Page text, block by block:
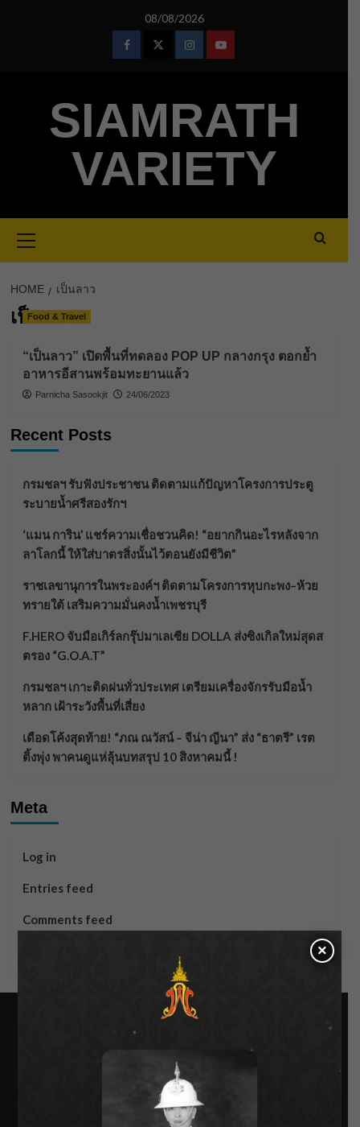
08/08/2026
FacebookTwitterInstagramYoutube
SIAMRATH
VARIETY
Menu
HOME เป็นลาว
เป็นลาว
Food & Travel
“เป็นลาว” เปิดพื้นที่ทดลอง POP UP กลางกรุง ตอกย้ำ
อาหารอีสานพร้อมทะยานแล้ว
Parnicha Sasookjit 24/06/2023
Recent Posts
กรมชลฯ รับฟังประชาชน ติดตามแก้ปัญหาโครงการประตู
ระบายน้ำศรีสองรักฯ
‘แมน การิน’ แชร์ความเชื่อชวนคิด! “อยากกินอะไรหลังจาก
ลาโลกนี้ ให้ใส่บาตรสิ่งนั้นไว้ตอนยังมีชีวิต”
ราชเลขานุการในพระองค์ฯ ติดตามโครงการหุบกะพง–ห้วย
ทรายใต้ เสริมความมั่นคงน้ำเพชรบุรี
F.HERO จับมือเกิร์ลกรุ๊ปมาเลเซีย DOLLA ส่งซิงเกิลใหม่สุดส
ตรอง “G.O.A.T”
กรมชลฯ เกาะติดฝนทั่วประเทศ เตรียมเครื่องจักรรับมือน้ำ
หลาก เฝ้าระวังพื้นที่เสี่ยง
เดือดโค้งสุดท้าย! “ภณ ณวัสน์ – จีน่า ญีนา” ส่ง “ธาตรี” เรต
ติ้งพุ่ง พาคนดูแห่ลุ้นบทสรุป 10 สิงหาคมนี้ !
Meta
Log in
Entries feed
Comments feed
×